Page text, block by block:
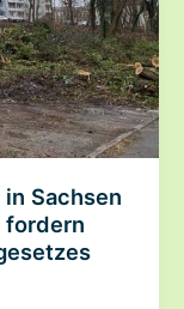
Sachsen
fordern